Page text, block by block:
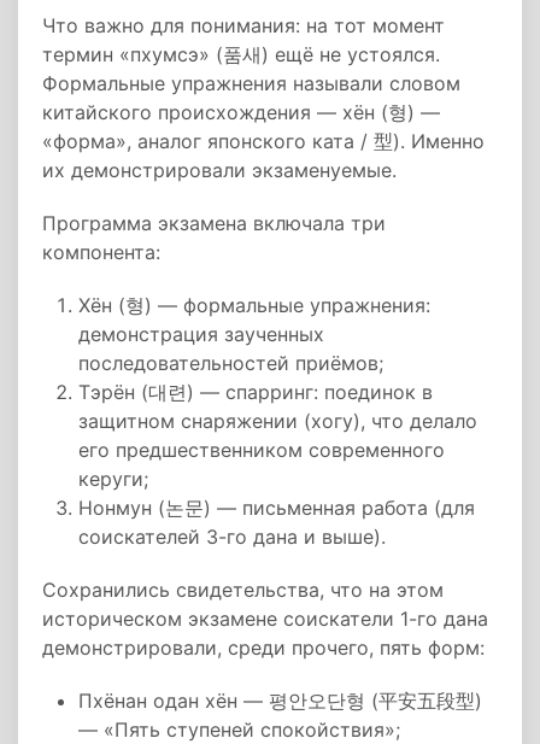
Что важно для понимания: на тот момент
термин «пхумсэ» (품새) ещё не устоялся.
Формальные упражнения называли словом
китайского происхождения — хён (형) —
«форма», аналог японского ката / 型). Именно
их демонстрировали экзаменуемые.
Программа экзамена включала три
компонента:
Хён (형) — формальные упражнения:
демонстрация заученных
последовательностей приёмов;
Тэрён (대련) — спарринг: поединок в
защитном снаряжении (хогу), что делало
его предшественником современного
керуги;
Нонмун (논문) — письменная работа (для
соискателей 3-го дана и выше).
Сохранились свидетельства, что на этом
историческом экзамене соискатели 1-го дана
демонстрировали, среди прочего, пять форм:
Пхёнан одан хён — 평안오단형 (平安五段型)
— «Пять ступеней спокойствия»;